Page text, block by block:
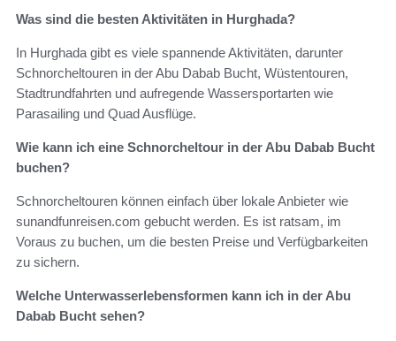
Was sind die besten Aktivitäten in Hurghada?
In Hurghada gibt es viele spannende Aktivitäten, darunter
Schnorcheltouren in der Abu Dabab Bucht, Wüstentouren,
Stadtrundfahrten und aufregende Wassersportarten wie
Parasailing und Quad Ausflüge.
Wie kann ich eine Schnorcheltour in der Abu Dabab Bucht
buchen?
Schnorcheltouren können einfach über lokale Anbieter wie
sunandfunreisen.com gebucht werden. Es ist ratsam, im
Voraus zu buchen, um die besten Preise und Verfügbarkeiten
zu sichern.
Welche Unterwasserlebensformen kann ich in der Abu
Dabab Bucht sehen?